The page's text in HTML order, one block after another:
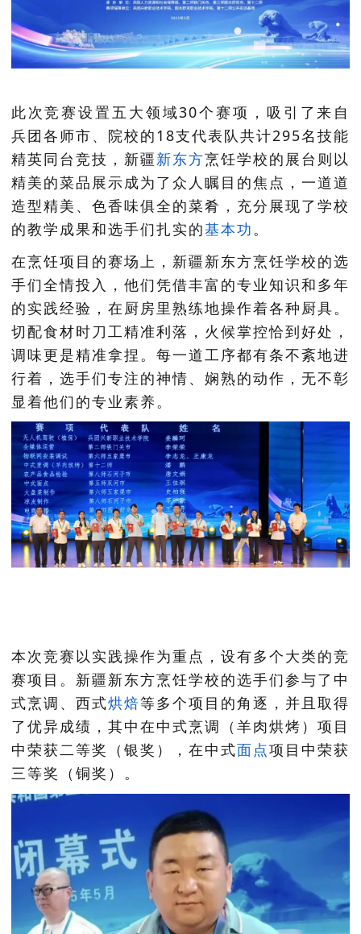
此次竞赛设置五大领域30个赛项，吸引了来自
兵团各师市、院校的18支代表队共计295名技能
精英同台竞技， 新疆新东方烹饪学校的展台则以
精美的菜品展示成为了众人瞩目的焦点，一道道
造型精美、色香味俱全的菜肴，充分展现了学校
的教学成果和选手们扎实的基本功 。
在烹饪项目的赛场上，新疆新东方烹饪学校的选
手们全情投入，他们凭借丰富的专业知识和多年
的实践经验，在厨房里熟练地操作着各种厨具。
切配食材时刀工精准利落，火候掌控恰到好处，
调味更是精准拿捏。每一道工序都有条不紊地进
行着，选手们专注的神情、娴熟的动作，无不彰
显着他们的专业素养。
本次竞赛以实践操作为重点，设有多个大类的竞
赛项目。新疆新东方烹饪学校的选手们参与了中
式烹调、西式烘焙等多个项目的角逐，并且取得
了优异成绩，其中在中式烹调（羊肉烘烤）项目
中荣获二等奖（银奖），在中式面点项目中荣获
三等奖（铜奖）。